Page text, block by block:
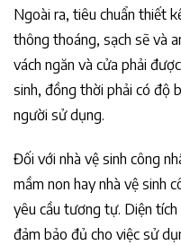
Ngoài ra, tiêu chuẩn thiết
thông thoáng, sạch sẽ và
vách ngăn và cửa phải
sinh, đồng thời phải có độ
người sử dụng.
Đối với nhà vệ sinh công
mầm non hay nhà vệ sinh
yêu cầu tương tự. Diện tích
đảm bảo đủ cho việc sử